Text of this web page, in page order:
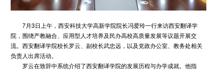
7月3日上午，西安科技大学高新学院院长冯爱玲一行来访西安翻译学
院，围绕产教融合、应用型人才培养及民办高校高质量发展等议题开展交
流。西安翻译学院校长罗云、副校长武忠远，以及党政办公室、教务处相关
负责人出席活动。
罗云在致辞中系统介绍了西安翻译学院的发展历程与办学成就。他指